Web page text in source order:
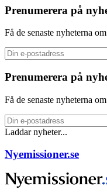
Prenumerera på
Få de senaste nyheterna
Prenumerera på
Få de senaste nyheterna
Laddar nyheter...
Nyemissioner.se